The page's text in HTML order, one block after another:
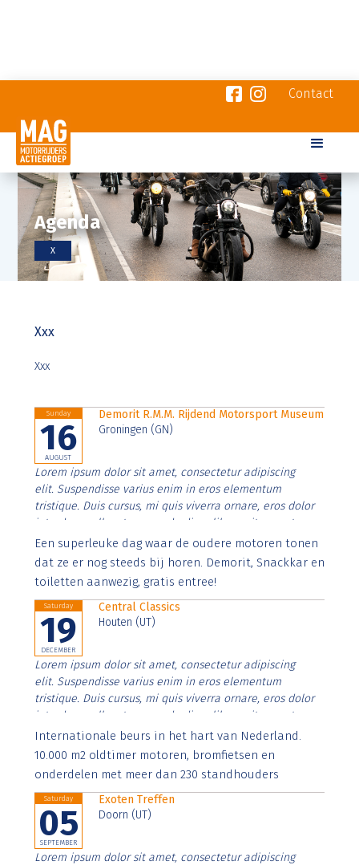
Contact
Agenda
X
Xxx
Xxx
Sunday
16
AUGUST
Demorit R.M.M. Rijdend Motorsport Museum
Groningen (GN)
Lorem ipsum dolor sit amet, consectetur adipiscing
elit. Suspendisse varius enim in eros elementum
tristique. Duis cursus, mi quis viverra ornare, eros dolor
interdum nulla, ut commodo diam libero vitae erat.
Aenean faucibus nibh et justo cursus id rutrum lorem
imperdiet. Nunc ut sem vitae risus tristique posuere.
Een superleuke dag waar de oudere motoren tonen
dat ze er nog steeds bij horen. Demorit, Snackkar en
toiletten aanwezig, gratis entree!
Saturday
19
DECEMBER
Central Classics
Houten (UT)
Lorem ipsum dolor sit amet, consectetur adipiscing
elit. Suspendisse varius enim in eros elementum
tristique. Duis cursus, mi quis viverra ornare, eros dolor
interdum nulla, ut commodo diam libero vitae erat.
Aenean faucibus nibh et justo cursus id rutrum lorem
imperdiet. Nunc ut sem vitae risus tristique posuere.
Internationale beurs in het hart van Nederland.
10.000 m2 oldtimer motoren, bromfietsen en
onderdelen met meer dan 230 standhouders
Saturday
05
SEPTEMBER
Exoten Treffen
Doorn (UT)
Lorem ipsum dolor sit amet, consectetur adipiscing